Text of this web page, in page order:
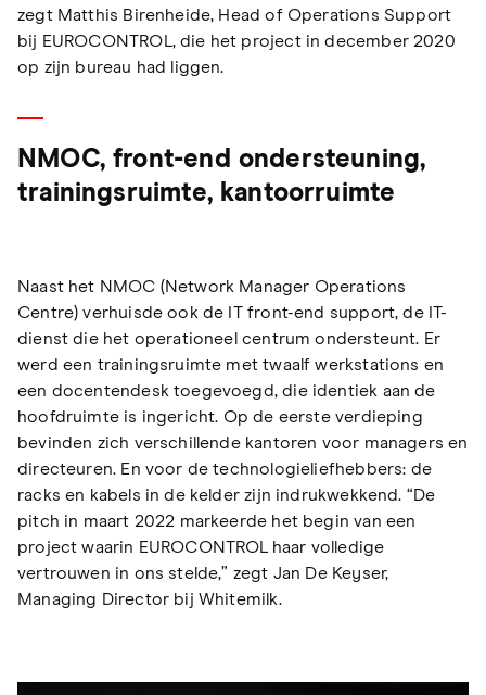
zegt Matthis Birenheide, Head of Operations Support
bij EUROCONTROL, die het project in december 2020
op zijn bureau had liggen.
NMOC, front-end ondersteuning,
trainingsruimte, kantoorruimte
Naast het NMOC (Network Manager Operations
Centre) verhuisde ook de IT front-end support, de IT-
dienst die het operationeel centrum ondersteunt. Er
werd een trainingsruimte met twaalf werkstations en
een docentendesk toegevoegd, die identiek aan de
hoofdruimte is ingericht. Op de eerste verdieping
bevinden zich verschillende kantoren voor managers en
directeuren. En voor de technologieliefhebbers: de
racks en kabels in de kelder zijn indrukwekkend. “De
pitch in maart 2022 markeerde het begin van een
project waarin EUROCONTROL haar volledige
vertrouwen in ons stelde,” zegt Jan De Keyser,
Managing Director bij Whitemilk.